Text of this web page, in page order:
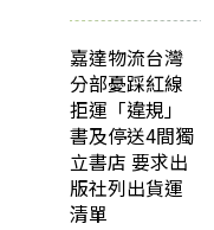
嘉達物流台灣
分部憂踩紅線
拒運「違規」
書及停送4間獨
立書店 要求出
版社列出貨運
清單